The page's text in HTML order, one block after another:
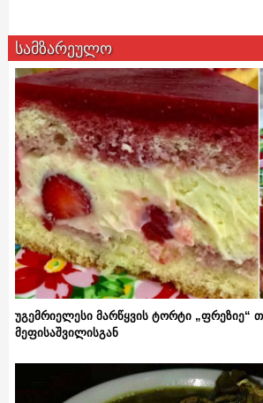
სამზარეულო
უგემრიელესი მარწყვის ტორტი „ფრეზიე“
მეფისაშვილისგან